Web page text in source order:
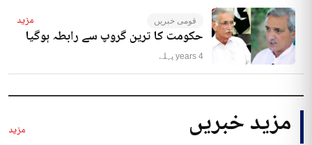
قومی خبریں مزید
حکومت کا ترین گروپ سے رابطہ ہوگیا
4 years پہلے
مزید خبریں مزید